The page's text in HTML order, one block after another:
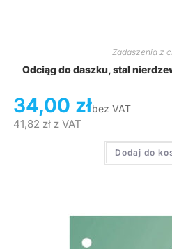
Zadaszenia z
Odciąg do daszku, stal
34,00 złbez VAT
41,82 złz VAT
Dodaj do